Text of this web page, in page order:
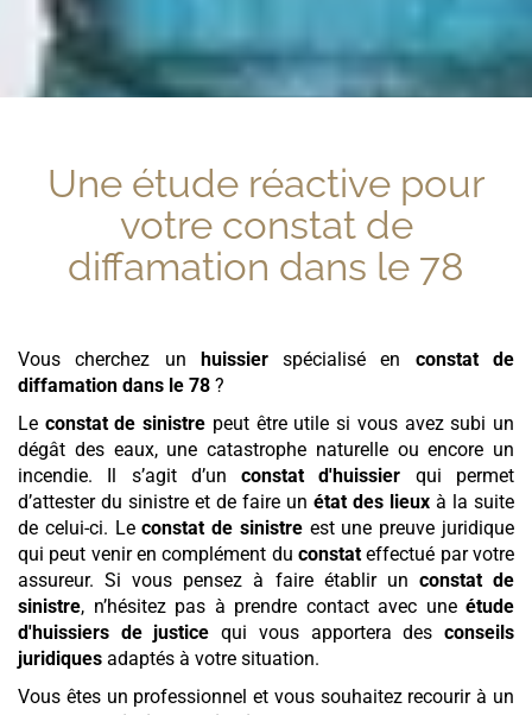
Une étude réactive pour
votre constat de
diffamation dans le 78
Vous cherchez un huissierspécialisé en constat de
diffamation dans le 78 ?
Le constat de sinistre peut être utile si vous avez subi un
dégât des eaux, une catastrophe naturelle ou encore un
incendie. Il s’agit d’unconstat d'huissier qui permet
d’attester du sinistre et de faire un état des lieux à la suite
de celui-ci. Leconstat de sinistreest une preuve juridique
qui peut venir en complément du constat effectué par votre
assureur. Si vous pensez à faire établir un constat de
sinistre, n’hésitez pas à prendre contact avec une étude
d'huissiers de justice qui vous apportera desconseils
juridiques adaptés à votre situation.
Vous êtes un professionnel et vous souhaitez recourir à un